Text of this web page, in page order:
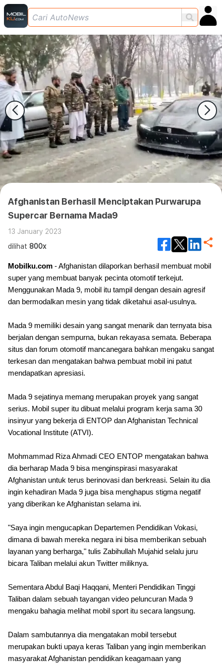
Afghanistan Berhasil Menciptakan Purwarupa
Supercar Bernama Mada9
13 January 2023
dilihat 800x
Mobilku.com - Afghanistan dilaporkan berhasil membuat mobil
super yang membuat banyak pecinta otomotif terkejut.
Menggunakan Mada 9, mobil itu tampil dengan desain agresif
dan bermodalkan mesin yang tidak diketahui asal-usulnya.
Mada 9 memiliki desain yang sangat menarik dan ternyata bisa
berjalan dengan sempurna, bukan rekayasa semata. Beberapa
situs dan forum otomotif mancanegara bahkan mengaku sangat
terkesan dan mengatakan bahwa pembuat mobil ini patut
mendapatkan apresiasi.
Mada 9 sejatinya memang merupakan proyek yang sangat
serius. Mobil super itu dibuat melalui program kerja sama 30
insinyur yang bekerja di ENTOP dan Afghanistan Technical
Vocational Institute (ATVI).
Mohmammad Riza Ahmadi CEO ENTOP mengatakan bahwa
dia berharap Mada 9 bisa menginspirasi masyarakat
Afghanistan untuk terus berinovasi dan berkreasi. Selain itu dia
ingin kehadiran Mada 9 juga bisa menghapus stigma negatif
yang diberikan ke Afghanistan selama ini.
"Saya ingin mengucapkan Departemen Pendidikan Vokasi,
dimana di bawah mereka negara ini bisa memberikan sebuah
layanan yang berharga," tulis Zabihullah Mujahid selalu juru
bicara Taliban melalui akun Twitter miliknya.
Sementara Abdul Baqi Haqqani, Menteri Pendidikan Tinggi
Taliban dalam sebuah tayangan video peluncuran Mada 9
mengaku bahagia melihat mobil sport itu secara langsung.
Dalam sambutannya dia mengatakan mobil tersebut
merupakan bukti upaya keras Taliban yang ingin memberikan
masyarakat Afghanistan pendidikan keagamaan yang